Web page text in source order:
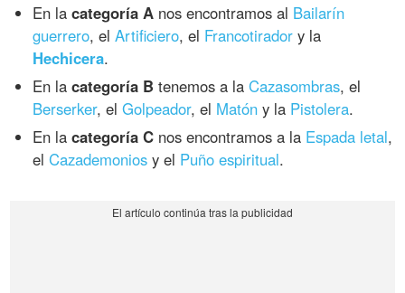
En lacategoría A nos encontramos al Bailarín
guerrero, elArtificiero, el Francotirador y la
Hechicera.
En lacategoría B tenemos a laCazasombras, el
Berserker, elGolpeador, el Matón y la Pistolera.
En lacategoría C nos encontramos a la Espada letal,
elCazademonios y el Puño espiritual.